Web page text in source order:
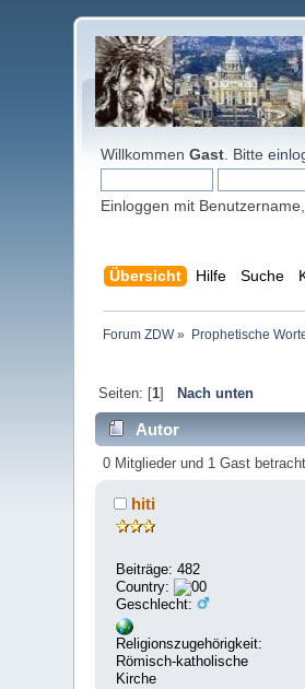
WillkommenGast . Bitte
Einloggen mit
Übersicht Hilfe Suche
Forum ZDW» Prophetische
Seiten: [1] Nach unten
Autor
0 Mitglieder und 1 Gast
hiti
Beiträge: 482
Country:
Geschlecht:
Religionszugehörigkeit:
Römisch-katholische
Kirche